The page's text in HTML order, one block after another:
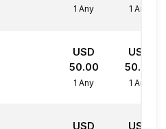
1 Any 1 Any
USD
50.00
1 Any
USD
50.00
1 Any
USD
USD